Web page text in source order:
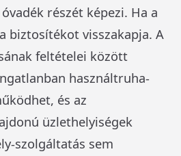
részét képezi. Ha a
biztosítékot visszakapja. A
feltételei között
használtruha-
és az
üzlethelyiségek
szolgáltatás sem